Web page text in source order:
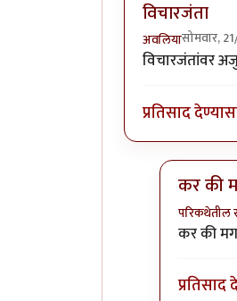
विचारजंता
अवलियासोमवार,
विचारजंतांवर
प्रतिसाद
कर की
परिकथेतील
In reply
कर की
प्रतिसाद